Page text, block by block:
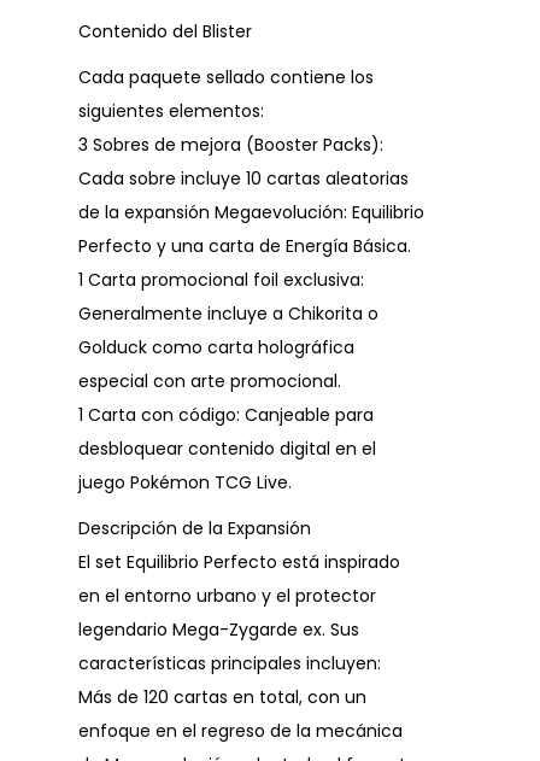
Contenido del Blister
Cada paquete sellado contiene los
siguientes elementos:
3 Sobres de mejora (Booster Packs):
Cada sobre incluye 10 cartas aleatorias
de la expansión Megaevolución: Equilibrio
Perfecto y una carta de Energía Básica.
1 Carta promocional foil exclusiva:
Generalmente incluye a Chikorita o
Golduck como carta holográfica
especial con arte promocional.
1 Carta con código: Canjeable para
desbloquear contenido digital en el
juego Pokémon TCG Live.
Descripción de la Expansión
El set Equilibrio Perfecto está inspirado
en el entorno urbano y el protector
legendario Mega-Zygarde ex. Sus
características principales incluyen:
Más de 120 cartas en total, con un
enfoque en el regreso de la mecánica